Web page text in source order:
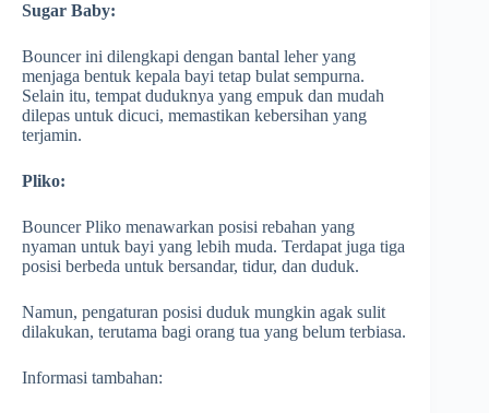
Sugar Baby:
Bouncer ini dilengkapi dengan bantal leher yang
menjaga bentuk kepala bayi tetap bulat sempurna.
Selain itu, tempat duduknya yang empuk dan mudah
dilepas untuk dicuci, memastikan kebersihan yang
terjamin.
Pliko:
Bouncer Pliko menawarkan posisi rebahan yang
nyaman untuk bayi yang lebih muda. Terdapat juga tiga
posisi berbeda untuk bersandar, tidur, dan duduk.
Namun, pengaturan posisi duduk mungkin agak sulit
dilakukan, terutama bagi orang tua yang belum terbiasa.
Informasi tambahan: